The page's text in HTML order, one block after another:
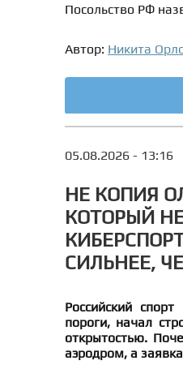
Посольство РФ
Автор: Никита
05.08.2026 - 13:16
НЕ КОПИЯ
КОТОРЫЙ
СИЛЬНЕЕ,
Российский
пороги, начал
открытостью.
аэродром, а